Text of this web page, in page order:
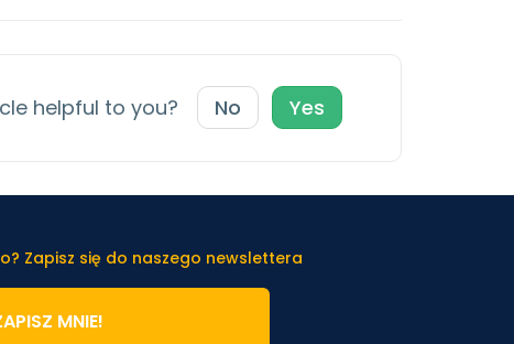
helpful to you? No Yes
Zapisz się do naszego newslettera
MNIE!